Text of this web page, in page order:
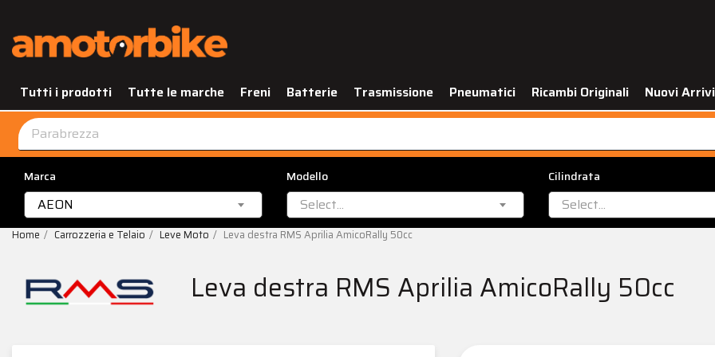
Tutti i prodotti Tutte le marche Freni Batterie Trasmissione Pneumatici Ricambi Originali Nuovi Arrivi
Marca
AEON
Modello
Select...
Cilindrata
Select...
Home Carrozzeria e Telaio Leve Moto Leva destra RMS Aprilia AmicoRally 50cc
Leva destra RMS Aprilia AmicoRally 50cc